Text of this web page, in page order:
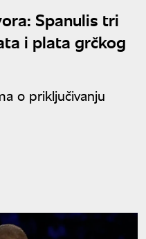
Spanulis tri
i plata grčkog
o priključivanju